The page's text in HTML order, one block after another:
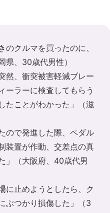
のクルマを買ったのに、
県、30歳代男性）
然、衝突被害軽減ブレー
ーラーに検査してもらう
たことがわかった」（滋
ので発進した際、ペダル
装置が作動、交差点の真
」（大阪府、40歳代男
に止めようとしたら、ク
ぶつかり損傷した」（3